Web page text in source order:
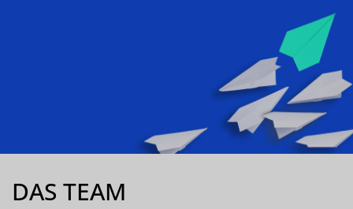
DAS TEAM